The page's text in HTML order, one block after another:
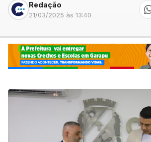
Redação
21/03/2025 às 13:40